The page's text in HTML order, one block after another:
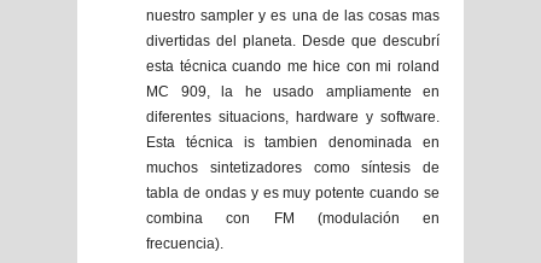
nuestro sampler y es una de las cosas mas
divertidas del planeta. Desde que descubrí
esta técnica cuando me hice con mi roland
MC 909, la he usado ampliamente en
diferentes situacions, hardware y software.
Esta técnica is tambien denominada en
muchos sintetizadores como síntesis de
tabla de ondas y es muy potente cuando se
combina con FM (modulación en
frecuencia).